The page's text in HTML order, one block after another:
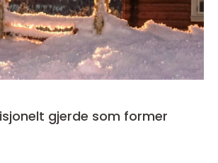
gjerde som former